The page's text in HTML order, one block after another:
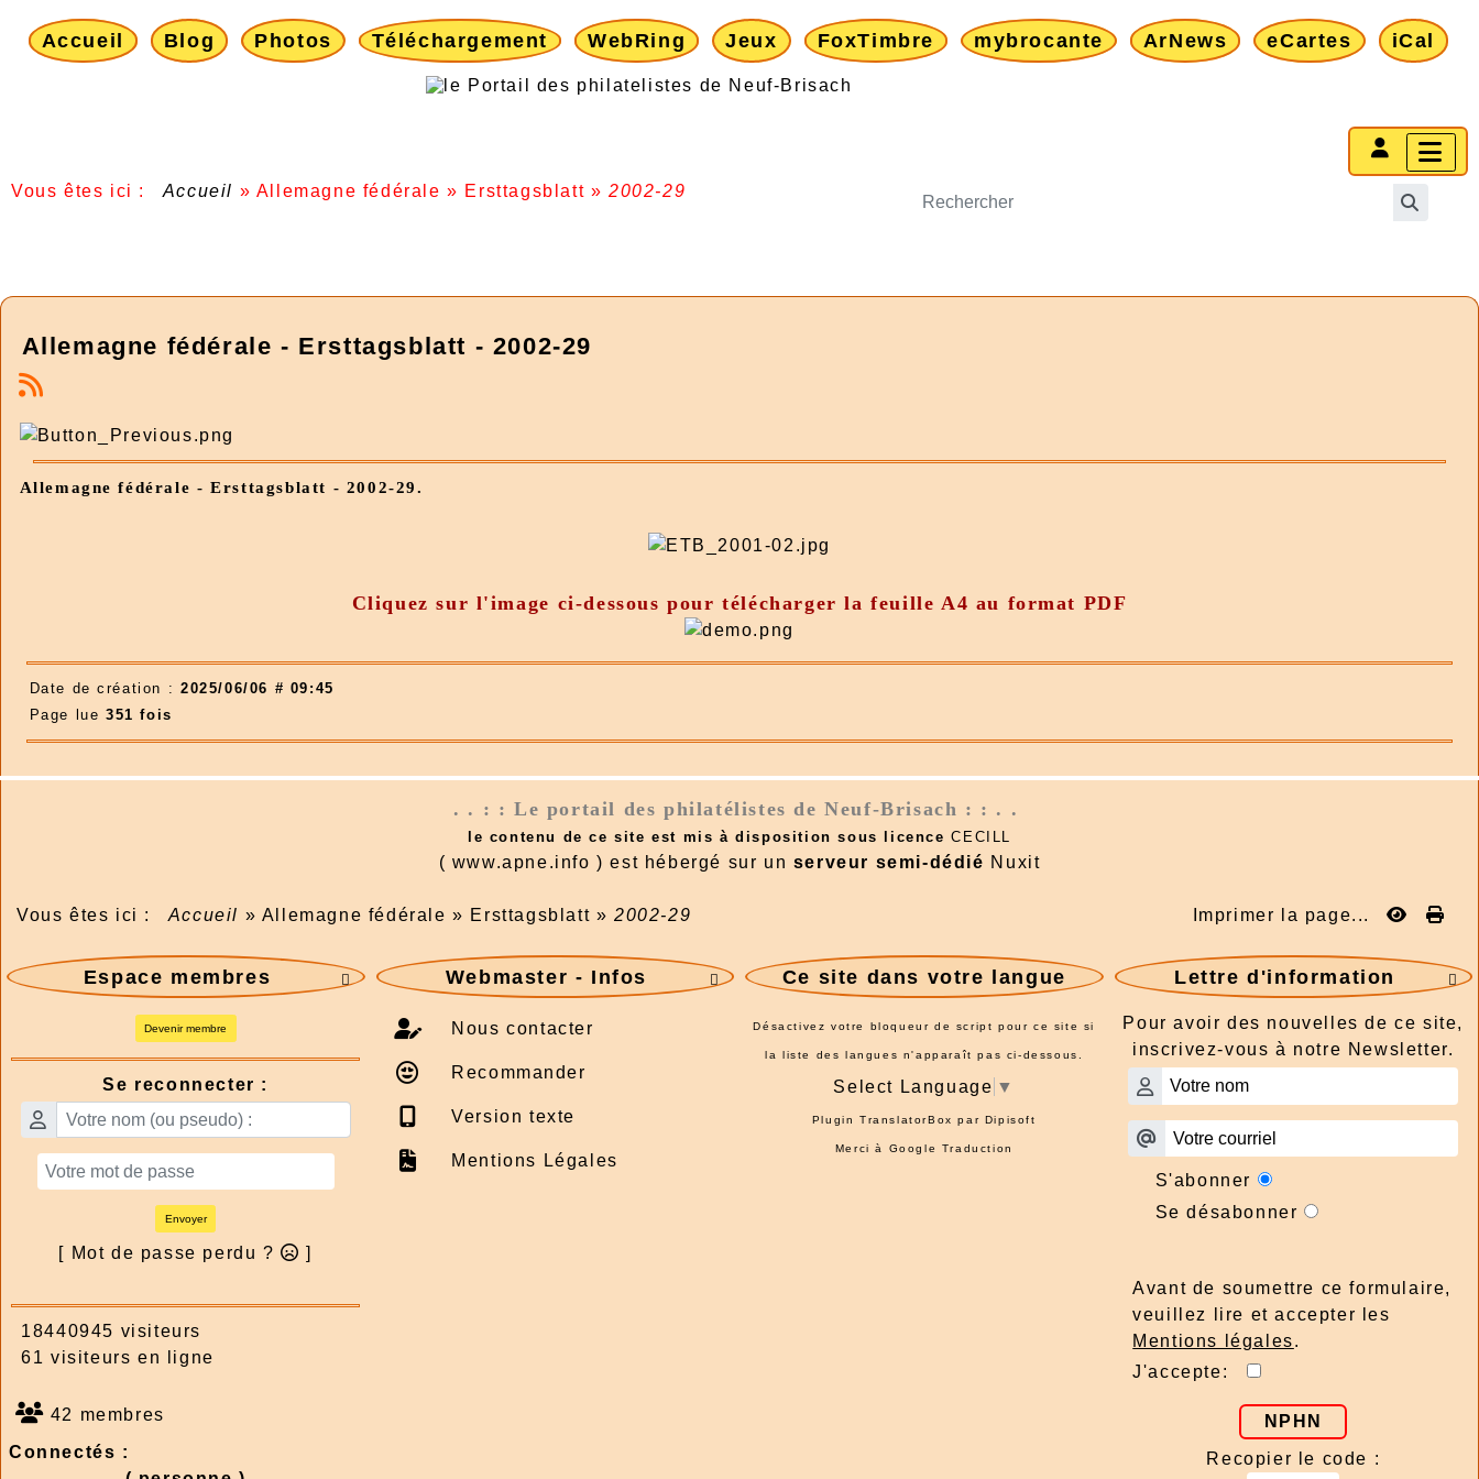
Accueil Blog Photos Téléchargement WebRing Jeux FoxTimbre mybrocante ArNews eCartes iCal
Vous êtes ici : Accueil » Allemagne fédérale » Ersttagsblatt »2002-29
Allemagne fédérale - Ersttagsblatt - 2002-29
Allemagne fédérale - Ersttagsblatt - 2002-29.
Cliquez sur l'image ci-dessous pour télécharger la feuille A4 au format PDF
Date de création : 2025/06/06 # 09:45
Page lue 351 fois
. . : : Le portail des philatélistes de Neuf-Brisach : : . .
le contenu de ce site est mis à disposition sous licence CECILL
( www.apne.info ) est hébergé sur un serveur semi-dédié Nuxit
Vous êtes ici : Accueil » Allemagne fédérale » Ersttagsblatt »2002-29 Imprimer la page...

Espace membres
Devenir membre
Se reconnecter :
Envoyer
[ Mot de passe perdu ? ]
18440945 visiteurs
61 visiteurs en ligne
42 membres
Connectés :

Webmaster - Infos
Nous contacter
Recommander
Version texte
Mentions Légales
Ce site dans votre langue
Désactivez votre bloqueur de script pour ce site si
la liste des langues n'apparaît pas ci-dessous.
Select Language ▼
Plugin TranslatorBox par Dipisoft
Merci à Google Traduction

Lettre d'information
Pour avoir des nouvelles de ce site,
inscrivez-vous à notre Newsletter.
S'abonner
Se désabonner
Avant de soumettre ce formulaire,
veuillez lire et accepter les
Mentions légales.
J'accepte:
NPHN
Recopier le code :